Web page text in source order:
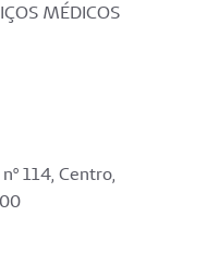
MÉDICOS
114, Centro,